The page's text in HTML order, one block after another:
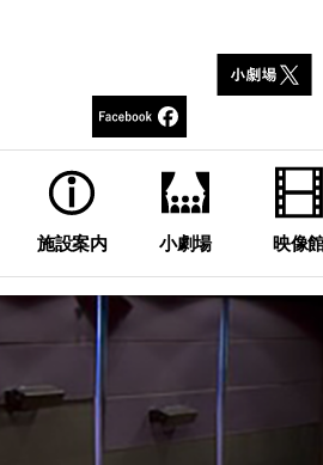
施設案内 小劇場 映像